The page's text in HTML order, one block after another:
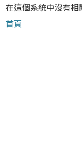
在這個系統中沒有相
首頁